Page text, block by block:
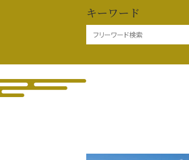
前田利家と名古屋の関係
加藤清正と名古屋の関係
キーワード